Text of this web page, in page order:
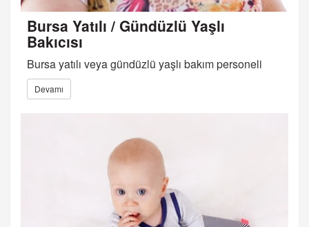
Bursa Yatılı / Gündüzlü Yaşlı
Bakıcısı
Bursa yatılı veya gündüzlü yaşlı bakım personeli
Devamı